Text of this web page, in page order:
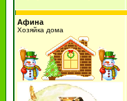
Афина
Хозяйка дома